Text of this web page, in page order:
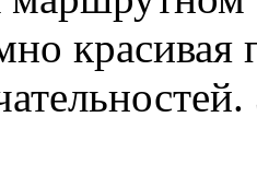
красивая